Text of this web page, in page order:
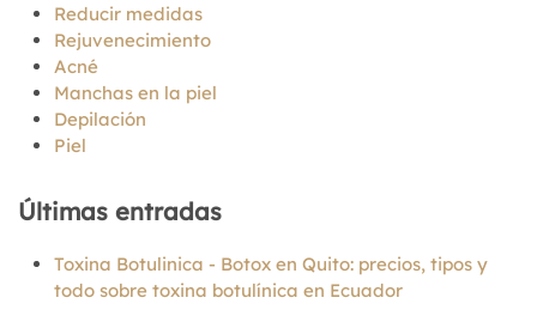
Reducir medidas
Rejuvenecimiento
Acné
Manchas en la piel
Depilación
Piel
Últimas entradas
Toxina Botulinica - Botox en Quito: precios, tipos y
todo sobre toxina botulínica en Ecuador